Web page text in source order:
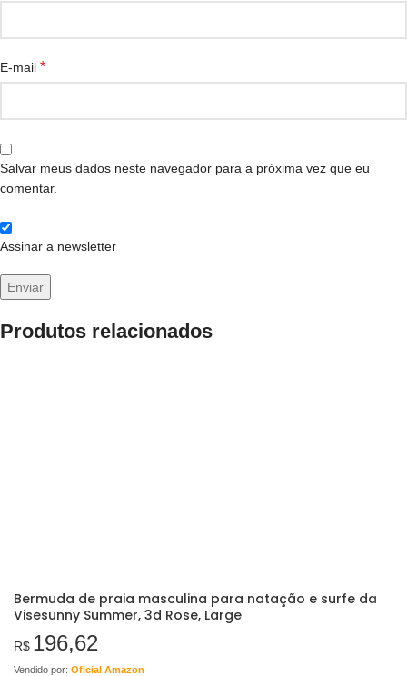
E-mail *
Salvar meus dados neste navegador para a próxima vez que eu
comentar.
Assinar a newsletter
Produtos relacionados
Bermuda de praia masculina para natação e surfe da
Visesunny Summer, 3d Rose, Large
R$ 196,62
Vendido por: Oficial Amazon